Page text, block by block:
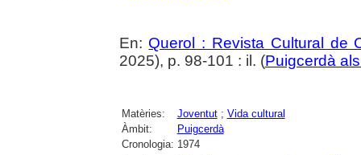
En: Querol : Revista Cultural de
2025), p. 98-101 : il. (Puigcerdà
Matèries: Joventut; Vida cultural
Àmbit:
Puigcerdà
Cronologia: 1974